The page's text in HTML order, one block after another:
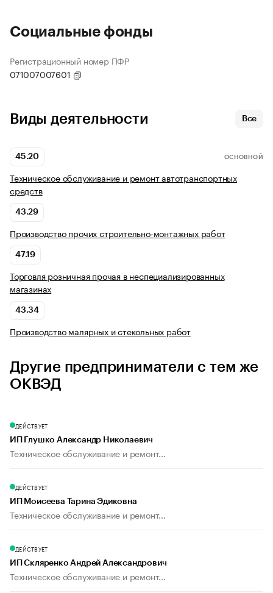
Социальные фонды
Регистрационный номер ПФР
071007007601
Виды деятельности Все
45.20 ОСНОВНОЙ
Техническое обслуживание и ремонт автотранспортных
средств
43.29
Производство прочих строительно-монтажных работ
47.19
Торговля розничная прочая в неспециализированных
магазинах
43.34
Производство малярных и стекольных работ
Другие предприниматели с тем же
ОКВЭД
ДЕЙСТВУЕТ
ИП Глушко Александр Николаевич
Техническое обслуживание и ремонт...
ДЕЙСТВУЕТ
ИП Моисеева Тарина Эдиковна
Техническое обслуживание и ремонт...
ДЕЙСТВУЕТ
ИП Скляренко Андрей Александрович
Техническое обслуживание и ремонт...